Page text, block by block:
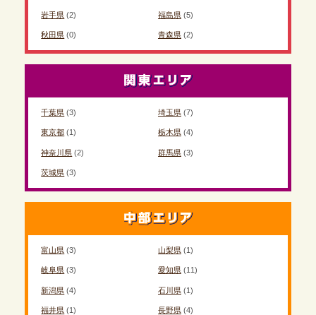
岩手県 (2) 福島県(5)
秋田県 (0) 青森県(2)
千葉県 (3) 埼玉県(7)
東京都 (1) 栃木県(4)
神奈川県 (2) 群馬県(3)
茨城県 (3)
富山県 (3) 山梨県(1)
岐阜県 (3) 愛知県(11)
新潟県 (4) 石川県(1)
福井県 (1) 長野県(4)